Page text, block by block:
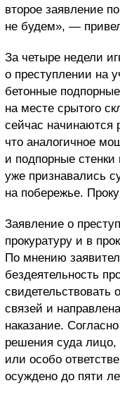
второе заявление
не будем», —
За четыре недели
о преступлении на
бетонные
на месте срытого
сейчас
что аналогичное
и подпорные
уже признавались
на побережье.
Заявление о
прокуратуру и в
По мнению
бездеятельность
свидетельствовать
связей и
наказание.
решения суда лицо,
или особо
осуждено до пяти